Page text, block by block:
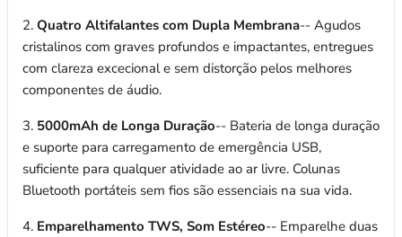
2. Quatro Altifalantes com Dupla Membrana-- Agudos
cristalinos com graves profundos e impactantes, entregues
com clareza excecional e sem distorção pelos melhores
componentes de áudio.
3. 5000mAh de Longa Duração-- Bateria de longa duração
e suporte para carregamento de emergência USB,
suficiente para qualquer atividade ao ar livre. Colunas
Bluetooth portáteis sem fios são essenciais na sua vida.
4. Emparelhamento TWS, Som Estéreo-- Emparelhe duas